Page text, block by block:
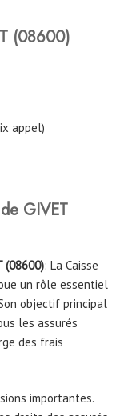
(08600)
appel)
de GIVET
(08600): La Caisse
un rôle essentiel
objectif principal
les assurés
des frais
importantes.